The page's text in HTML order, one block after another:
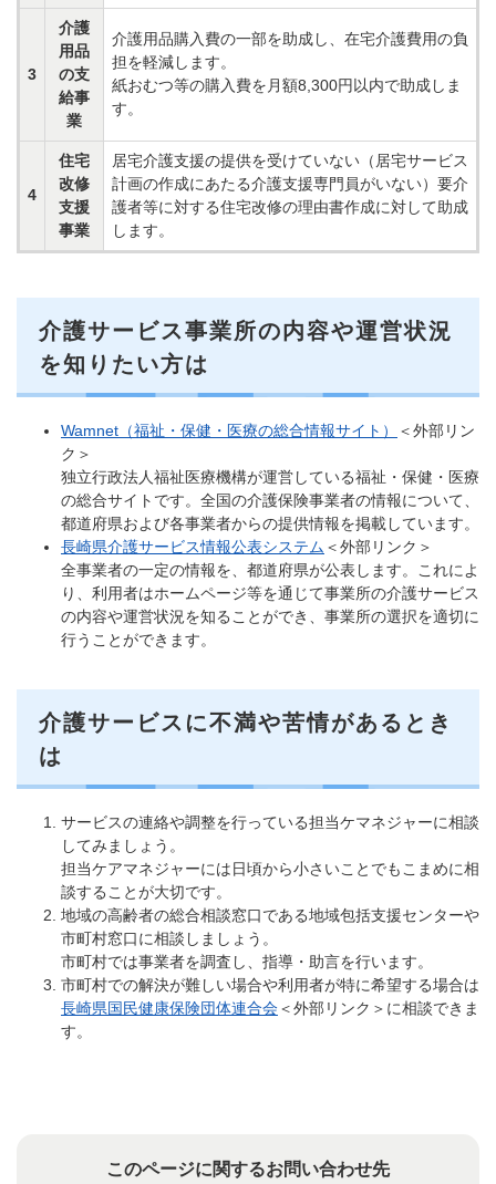
3
介護
用品
の支
給事
業
介護用品購入費の一部を助成し、在宅介護費用の負
担を軽減します。
紙おむつ等の購入費を月額8,300円以内で助成しま
す。
4
住宅
改修
支援
事業
居宅介護支援の提供を受けていない（居宅サービス
計画の作成にあたる介護支援専門員がいない）要介
護者等に対する住宅改修の理由書作成に対して助成
します。
介護サービス事業所の内容や運営状況
を知りたい方は
Wamnet（福祉・保健・医療の総合情報サイト）
＜外部リン
ク＞
独立行政法人福祉医療機構が運営している福祉・保健・医療
の総合サイトです。全国の介護保険事業者の情報について、
都道府県および各事業者からの提供情報を掲載しています。
長崎県介護サービス情報公表システム ＜外部リンク＞
全事業者の一定の情報を、都道府県が公表します。これによ
り、利用者はホームページ等を通じて事業所の介護サービス
の内容や運営状況を知ることができ、事業所の選択を適切に
行うことができます。
介護サービスに不満や苦情があるとき
は
サービスの連絡や調整を行っている担当ケマネジャーに相談
してみましょう。
担当ケアマネジャーには日頃から小さいことでもこまめに相
談することが大切です。
地域の高齢者の総合相談窓口である地域包括支援センターや
市町村窓口に相談しましょう。
市町村では事業者を調査し、指導・助言を行います。
市町村での解決が難しい場合や利用者が特に希望する場合は
長崎県国民健康保険団体連合会＜外部リンク＞ に相談できま
す。
このページに関するお問い合わせ先